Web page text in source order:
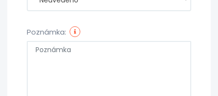
Poznámka: